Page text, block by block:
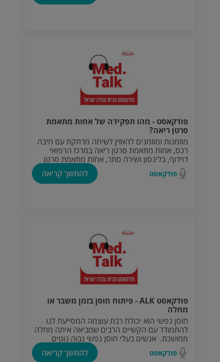
פודקאסט - מהו תפקידה של אחות מתאמת
סרטן ריאה?
מוזמנות ומוזמנים להאזין לשיחה מרתקת עם חיבה
רכס, אחות מתאמת סרטן ריאה במרכז הרפואי
דוידוף, בלינסון ושירה סתר, אחות מתאמת סרטן
ריאה מבית החולים רמב"ם.
פודקאסט להמשך קריאה
פודקאסט ALK - פיתוח חוסן בזמן משבר או
מחלה
חוסן נפשי הוא יכולת רבת עוצמה המסייעת לנו
להתמודד עם הקשיים הרבים שמביאה איתה מחלה
ממושכת. אנשים בעלי חוסן נפשי גבוה נוטים
להתמודד טוב יותר עם מחלות ממושכות, הן
מבחינה רגשית והן מבחינה פיזית.
פודקאסט להמשך קריאה